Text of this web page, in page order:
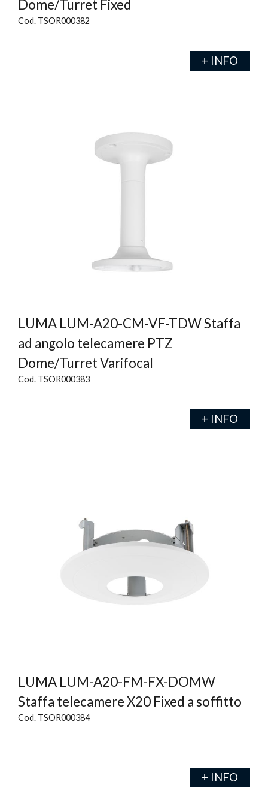
Dome/Turret Fixed
Cod. TSOR000382
+ INFO
LUMA LUM-A20-CM-VF-TDW Staffa
ad angolo telecamere PTZ
Dome/Turret Varifocal
Cod. TSOR000383
+ INFO
LUMA LUM-A20-FM-FX-DOMW
Staffa telecamere X20 Fixed a soffitto
Cod. TSOR000384
+ INFO